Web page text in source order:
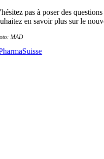
pas à poser des
en savoir plus sur le
MAD